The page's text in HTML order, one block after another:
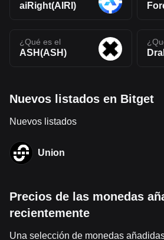
aiRight(AIRI)
¿Qué es el
ASH(ASH)
Nuevos listados en Bitget
Nuevos listados
Union
Precios de las monedas
recientemente
Una selección de monedas